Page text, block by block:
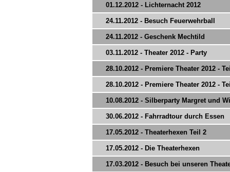
01.12.2012 - Lichternacht 2012
24.11.2012 - Besuch Feuerwehrball
24.11.2012 - Geschenk Mechtild
03.11.2012 - Theater 2012 - Party
28.10.2012 - Premiere Theater 2012 -
28.10.2012 - Premiere Theater 2012 -
10.08.2012 - Silberparty Margret und
30.06.2012 - Fahrradtour durch Essen
17.05.2012 - Theaterhexen Teil 2
17.05.2012 - Die Theaterhexen
17.03.2012 - Besuch bei unseren